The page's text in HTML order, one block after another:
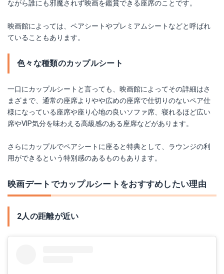
ながら誰にも邪魔されず映画を鑑賞できる座席のことです。
映画館によっては、ペアシートやプレミアムシートなどと呼ばれ
ていることもあります。
色々な種類のカップルシート
一口にカップルシートと言っても、映画館によってその詳細はさ
まざまで、通常の座席よりやや広めの座席で仕切りのないペア仕
様になっている座席や座り心地の良いソファ席、寝れるほど広い
席やVIP気分を味わえる高級感のある座席などがあります。
さらにカップルでペアシートに座ると特典として、ラウンジの利
用ができるという特別感のあるものもあります。
映画デートでカップルシートをおすすめしたい理由
2人の距離が近い